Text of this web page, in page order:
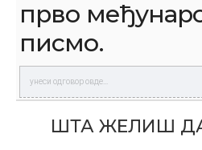
прво
писмо.
ШТА ЖЕЛИШ